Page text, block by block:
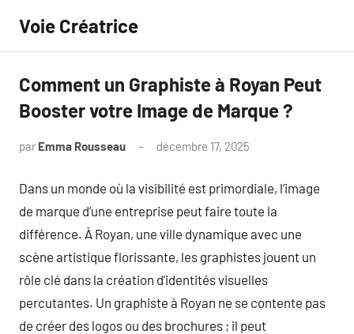
contenu
Voie Créatrice
Comment un Graphiste à Royan Peut
Booster votre Image de Marque ?
par Emma Rousseau décembre 17, 2025
Dans un monde où la visibilité est primordiale, l’image
de marque d’une entreprise peut faire toute la
différence. À Royan, une ville dynamique avec une
scène artistique florissante, les graphistes jouent un
rôle clé dans la création d’identités visuelles
percutantes. Un graphiste à Royan ne se contente pas
de créer des logos ou des brochures ; il peut